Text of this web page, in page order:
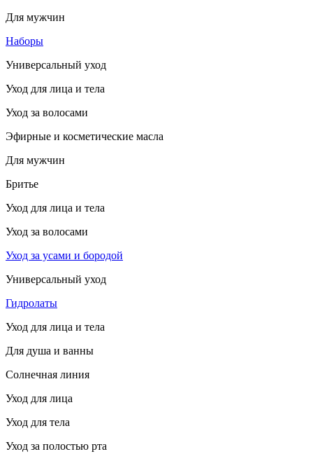
Для мужчин
Наборы
Универсальный уход
Уход для лица и тела
Уход за волосами
Эфирные и косметические масла
Для мужчин
Бритье
Уход для лица и тела
Уход за волосами
Уход за усами и бородой
Универсальный уход
Гидролаты
Уход для лица и тела
Для душа и ванны
Солнечная линия
Уход для лица
Уход для тела
Уход за полостью рта